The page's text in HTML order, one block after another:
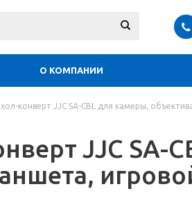
О КОМПАНИИ
конверт JJC SA-CBL для камеры,
JJC SA-